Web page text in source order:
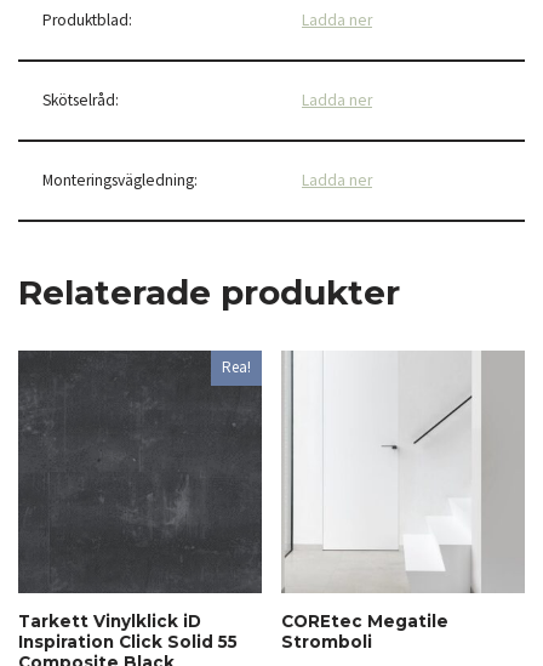
Produktblad: Ladda ner
Skötselråd: Ladda ner
Monteringsvägledning: Ladda ner
Relaterade produkter
Rea!
Tarkett Vinylklick iD
Inspiration Click Solid 55
COREtec Megatile
Stromboli